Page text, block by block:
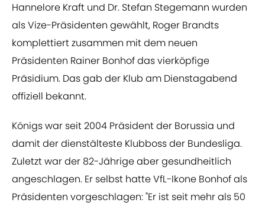
Hannelore Kraft und Dr. Stefan Stegemann wurden
als Vize-Präsidenten gewählt, Roger Brandts
komplettiert zusammen mit dem neuen
Präsidenten Rainer Bonhof das vierköpfige
Präsidium. Das gab der Klub am Dienstagabend
offiziell bekannt.
Königs war seit 2004 Präsident der Borussia und
damit der dienstälteste Klubboss der Bundesliga.
Zuletzt war der 82-Jährige aber gesundheitlich
angeschlagen. Er selbst hatte VfL-Ikone Bonhof als
Präsidenten vorgeschlagen: "Er ist seit mehr als 50